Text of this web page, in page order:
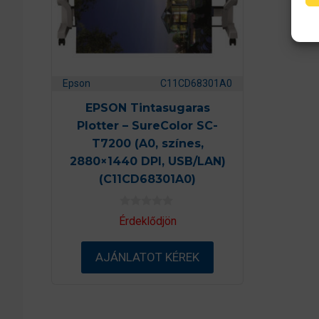
Epson C11CD68301A0
EPSON Tintasugaras
Plotter – SureColor SC-
T7200 (A0, színes,
2880×1440 DPI, USB/LAN)
(C11CD68301A0)
0
a
-
ő
Érdeklődjön
AJÁNLATOT KÉREK